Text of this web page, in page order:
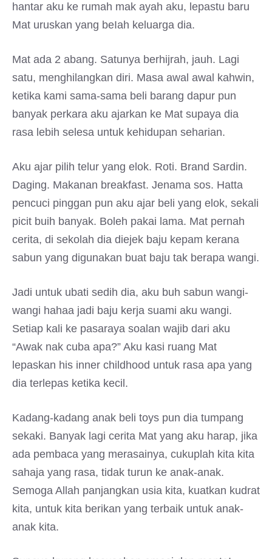
hantar aku ke rumah mak ayah aku, lepastu baru
Mat uruskan yang beIah keluarga dia.
Mat ada 2 abang. Satunya berhijrah, jauh. Lagi
satu, menghilangkan diri. Masa awal awal kahwin,
ketika kami sama-sama beli barang dapur pun
banyak perkara aku ajarkan ke Mat supaya dia
rasa lebih selesa untuk kehidupan seharian.
Aku ajar pilih telur yang elok. Roti. Brand Sardin.
Daging. Makanan breakfast. Jenama sos. Hatta
pencuci pinggan pun aku ajar beli yang elok, sekali
picit buih banyak. Boleh pakai lama. Mat pernah
cerita, di sekolah dia diejek baju kepam kerana
sabun yang digunakan buat baju tak berapa wangi.
Jadi untuk ubati sedih dia, aku buh sabun wangi-
wangi hahaa jadi baju kerja suami aku wangi.
Setiap kali ke pasaraya soalan wajib dari aku
“Awak nak cuba apa?” Aku kasi ruang Mat
lepaskan his inner childhood untuk rasa apa yang
dia terlepas ketika kecil.
Kadang-kadang anak beli toys pun dia tumpang
sekaki. Banyak lagi cerita Mat yang aku harap, jika
ada pembaca yang merasainya, cukuplah kita kita
sahaja yang rasa, tidak turun ke anak-anak.
Semoga Allah panjangkan usia kita, kuatkan kudrat
kita, untuk kita berikan yang terbaik untuk anak-
anak kita.